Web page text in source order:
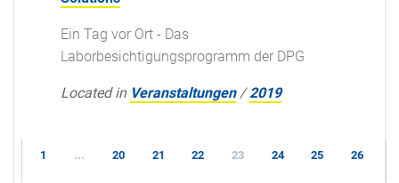
Ein Tag vor Ort - Das
Laborbesichtigungsprogramm der DPG
Located in Veranstaltungen /2019
1 ... 20 21 22 23 24 25 26